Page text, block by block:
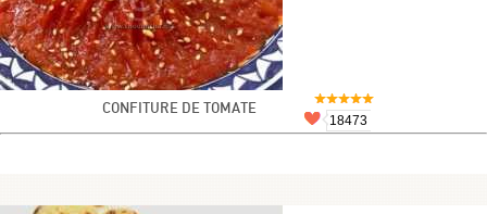
CONFITURE DE TOMATE
18473